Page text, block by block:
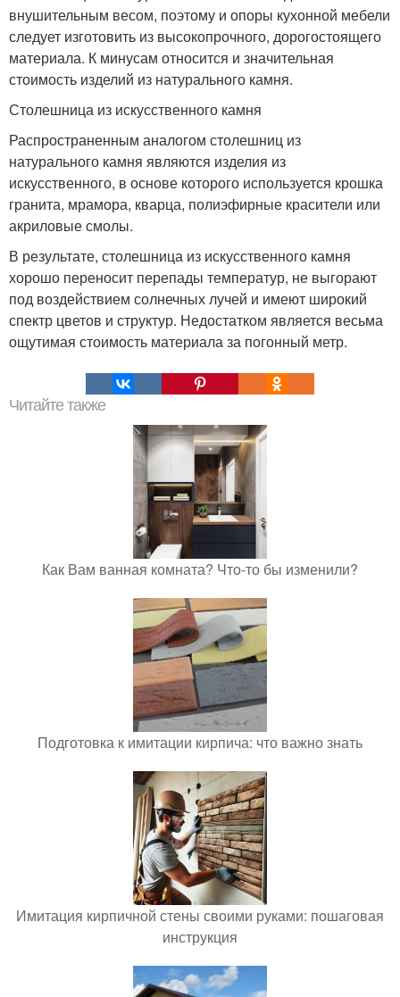
внушительным весом, поэтому и опоры кухонной мебели
следует изготовить из высокопрочного, дорогостоящего
материала. К минусам относится и значительная
стоимость изделий из натурального камня.
Столешница из искусственного камня
Распространенным аналогом столешниц из
натурального камня являются изделия из
искусственного, в основе которого используется крошка
гранита, мрамора, кварца, полиэфирные красители или
акриловые смолы.
В результате, столешница из искусственного камня
хорошо переносит перепады температур, не выгорают
под воздействием солнечных лучей и имеют широкий
спектр цветов и структур. Недостатком является весьма
ощутимая стоимость материала за погонный метр.
Читайте также
Как Вам ванная комната? Что-то бы изменили?
Подготовка к имитации кирпича: что важно знать
Имитация кирпичной стены своими руками: пошаговая
инструкция